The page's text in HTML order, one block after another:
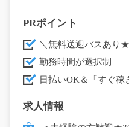
PRポイント
＼無料送迎バスあり
勤務時間が選択制
日払いOK＆「すぐ稼
求人情報